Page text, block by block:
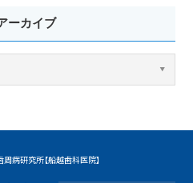
ーカイブ
病研究所【船越歯科医院】